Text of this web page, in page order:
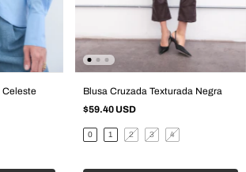
Celeste
Blusa Cruzada Texturada Negra
$59.40 USD
0 1 2 3 4